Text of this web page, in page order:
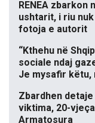
RENEA zbarkon
ushtarit, i riu
fotoja e autorit
“Kthehu në
sociale ndaj
Je mysafir këtu,
Zbardhen
viktima, 20-
Armatosura